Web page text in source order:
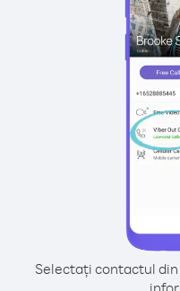
Selectați contactul